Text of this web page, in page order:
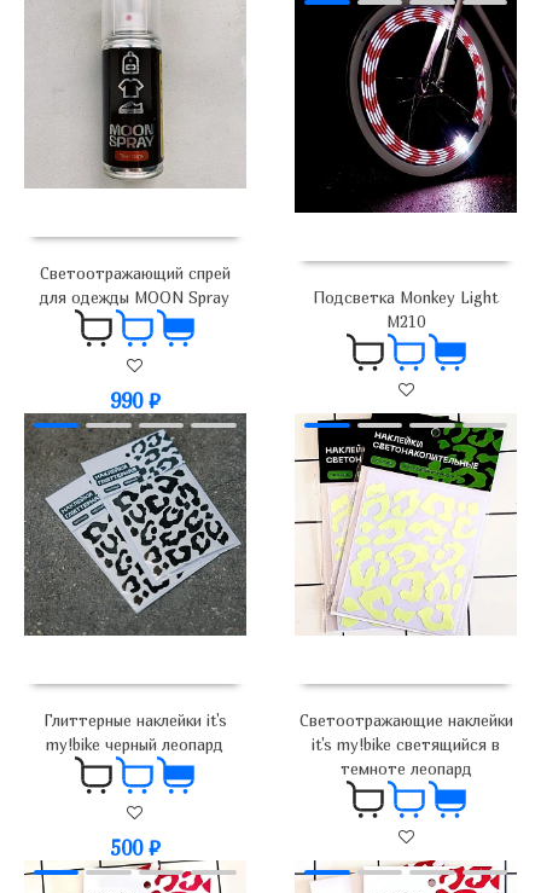
Светоотражающий спрей
для одежды MOON Spray
990 ₽
Подсветка Monkey Light
M210
3 300₽
2 600₽
Глиттерные наклейки it's
my!bike черный леопард
500 ₽
Светоотражающие наклейки
it's my!bike светящийся в
темноте леопард
500₽